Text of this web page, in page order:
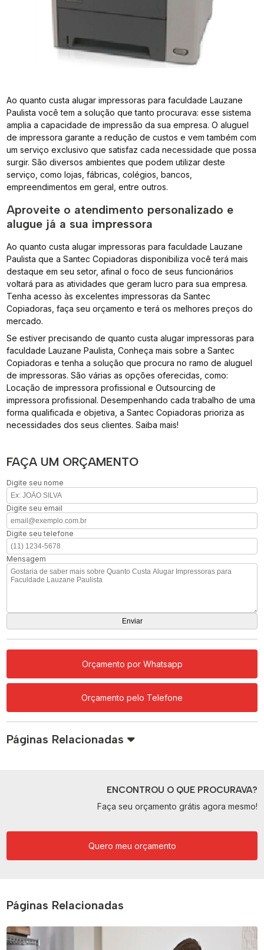
Ao quanto custa alugar impressoras para faculdade Lauzane
Paulista você tem a solução que tanto procurava: esse sistema
amplia a capacidade de impressão da sua empresa. O aluguel
de impressora garante a redução de custos e vem também com
um serviço exclusivo que satisfaz cada necessidade que possa
surgir. São diversos ambientes que podem utilizar deste
serviço, como lojas, fábricas, colégios, bancos,
empreendimentos em geral, entre outros.
Aproveite o atendimento personalizado e
alugue já a sua impressora
Ao quanto custa alugar impressoras para faculdade Lauzane
Paulista que a Santec Copiadoras disponibiliza você terá mais
destaque em seu setor, afinal o foco de seus funcionários
voltará para as atividades que geram lucro para sua empresa.
Tenha acesso às excelentes impressoras da Santec
Copiadoras, faça seu orçamento e terá os melhores preços do
mercado.
Se estiver precisando de quanto custa alugar impressoras para
faculdade Lauzane Paulista, Conheça mais sobre a Santec
Copiadoras e tenha a solução que procura no ramo de aluguel
de impressoras. São várias as opções oferecidas, como:
Locação de impressora profissional e Outsourcing de
impressora profissional. Desempenhando cada trabalho de uma
forma qualificada e objetiva, a Santec Copiadoras prioriza as
necessidades dos seus clientes. Saiba mais!
FAÇA UM ORÇAMENTO
Digite seu nome
Digite seu email
Digite seu telefone
Mensagem
Orçamento por Whatsapp
Orçamento pelo Telefone
Páginas Relacionadas
ENCONTROU O QUE PROCURAVA?
Faça seu orçamento grátis agora mesmo!
Quero meu orçamento
Páginas Relacionadas